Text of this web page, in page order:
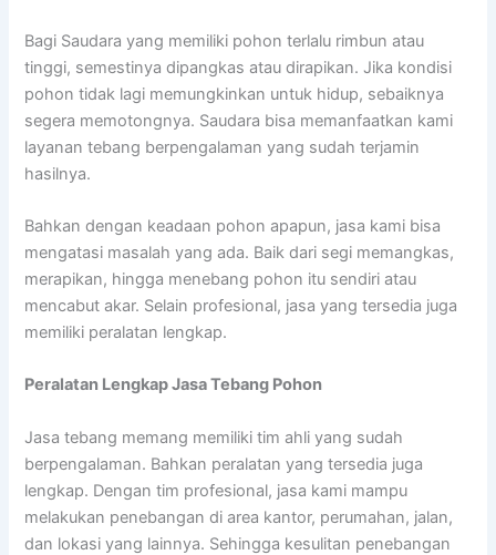
Bagi Saudara yang memiliki pohon terlalu rimbun atau
tinggi, semestinya dipangkas atau dirapikan. Jika kondisi
pohon tidak lagi memungkinkan untuk hidup, sebaiknya
segera memotongnya. Saudara bisa memanfaatkan kami
layanan tebang berpengalaman yang sudah terjamin
hasilnya.
Bahkan dengan keadaan pohon apapun, jasa kami bisa
mengatasi masalah yang ada. Baik dari segi memangkas,
merapikan, hingga menebang pohon itu sendiri atau
mencabut akar. Selain profesional, jasa yang tersedia juga
memiliki peralatan lengkap.
Peralatan Lengkap Jasa Tebang Pohon
Jasa tebang memang memiliki tim ahli yang sudah
berpengalaman. Bahkan peralatan yang tersedia juga
lengkap. Dengan tim profesional, jasa kami mampu
melakukan penebangan di area kantor, perumahan, jalan,
dan lokasi yang lainnya. Sehingga kesulitan penebangan